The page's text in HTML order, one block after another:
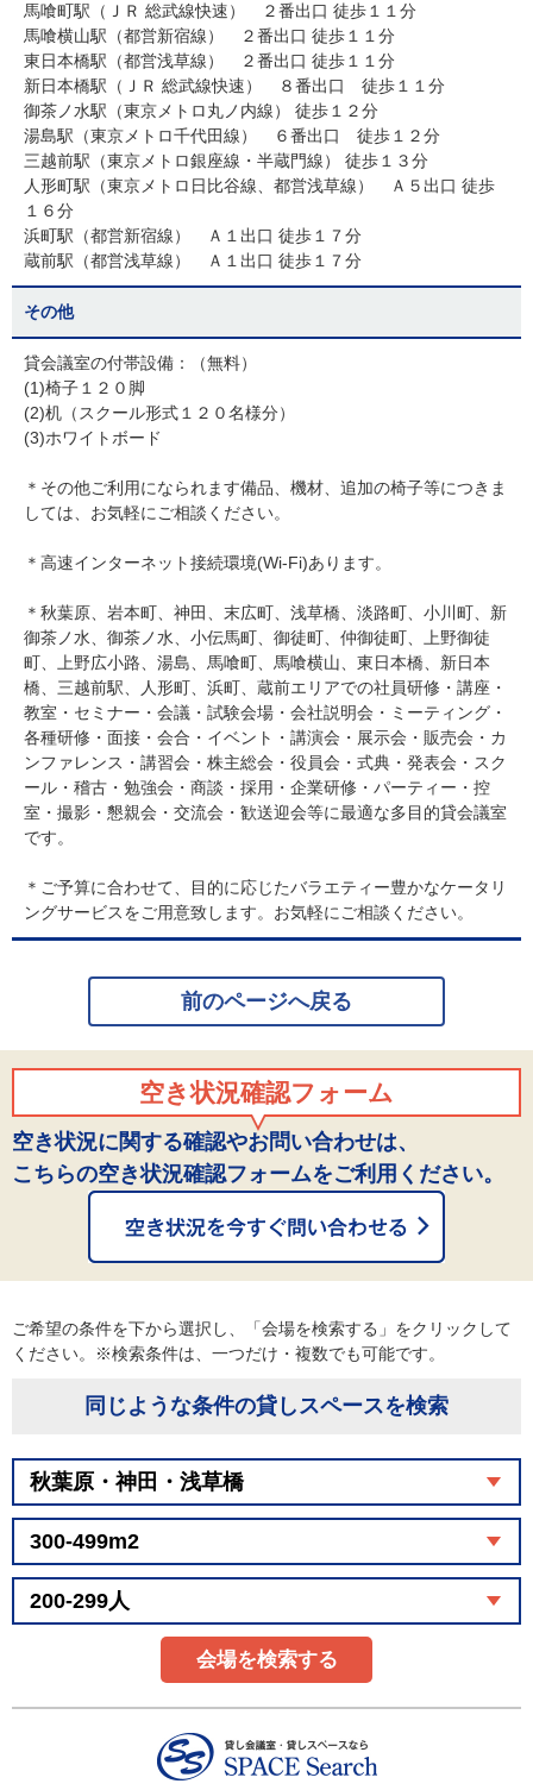
馬喰町駅（ＪＲ 総武線快速） ２番出口 徒歩１１分
馬喰横山駅（都営新宿線） ２番出口 徒歩１１分
東日本橋駅（都営浅草線） ２番出口 徒歩１１分
新日本橋駅（ＪＲ 総武線快速） ８番出口 徒歩１１分
御茶ノ水駅（東京メトロ丸ノ内線） 徒歩１２分
湯島駅（東京メトロ千代田線） ６番出口 徒歩１２分
三越前駅（東京メトロ銀座線・半蔵門線） 徒歩１３分
人形町駅（東京メトロ日比谷線、都営浅草線） Ａ５出口 徒歩
１６分
浜町駅（都営新宿線） Ａ１出口 徒歩１７分
蔵前駅（都営浅草線） Ａ１出口 徒歩１７分
その他
貸会議室の付帯設備：（無料）
(1)椅子１２０脚
(2)机（スクール形式１２０名様分）
(3)ホワイトボード
＊その他ご利用になられます備品、機材、追加の椅子等につきま
しては、お気軽にご相談ください。
＊高速インターネット接続環境(Wi-Fi)あります。
＊秋葉原、岩本町、神田、末広町、浅草橋、淡路町、小川町、新
御茶ノ水、御茶ノ水、小伝馬町、御徒町、仲御徒町、上野御徒
町、上野広小路、湯島、馬喰町、馬喰横山、東日本橋、新日本
橋、三越前駅、人形町、浜町、蔵前エリアでの社員研修・講座・
教室・セミナー・会議・試験会場・会社説明会・ミーティング・
各種研修・面接・会合・イベント・講演会・展示会・販売会・カ
ンファレンス・講習会・株主総会・役員会・式典・発表会・スク
ール・稽古・勉強会・商談・採用・企業研修・パーティー・控
室・撮影・懇親会・交流会・歓送迎会等に最適な多目的貸会議室
です。
＊ご予算に合わせて、目的に応じたバラエティー豊かなケータリ
ングサービスをご用意致します。お気軽にご相談ください。
前のページへ戻る
空き状況確認フォーム
空き状況に関する確認やお問い合わせは、
こちらの空き状況確認フォームをご利用ください。
ご希望の条件を下から選択し、「会場を検索する」をクリックして
ください。※検索条件は、一つだけ・複数でも可能です。
同じような条件の貸しスペースを検索
会場を検索する